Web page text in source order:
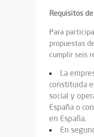
Requisitos
Para
propuestas
cumplir seis
La
constituida
social y
España o
en España.
En